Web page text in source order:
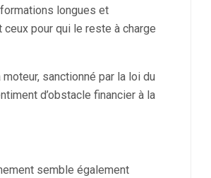
longues et
pour qui le reste à charge
sanctionné par la loi du
d’obstacle financier à la
semble également